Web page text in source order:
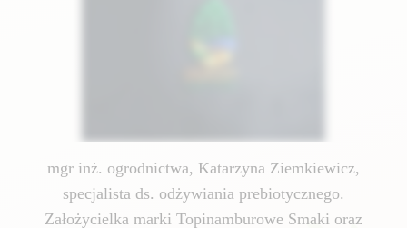
mgr inż. ogrodnictwa, Katarzyna Ziemkiewicz,
specjalista ds. odżywiania prebiotycznego.
Założycielka marki Topinamburowe Smaki oraz